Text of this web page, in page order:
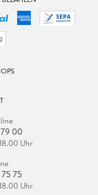
00
Uhr
75
Uhr